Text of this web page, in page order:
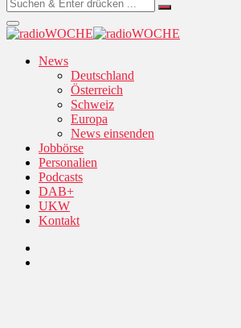
News
Deutschland
Österreich
Schweiz
Europa
News einsenden
Jobbörse
Personalien
Podcasts
DAB+
UKW
Kontakt